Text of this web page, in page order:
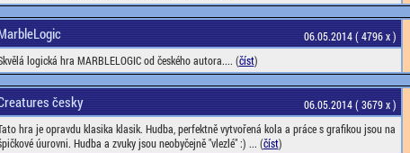
06.05.2014 ( 4796 x )
logická hra MARBLELOGIC od českého autora.... (číst)
česky
06.05.2014 ( 3679 x )
hra je opravdu klasika klasik. Hudba, perfektně vytvořená kola a práce s grafikou jsou na
úurovni. Hudba a zvuky jsou neobyčejně "vlezlé" :) ... (číst)